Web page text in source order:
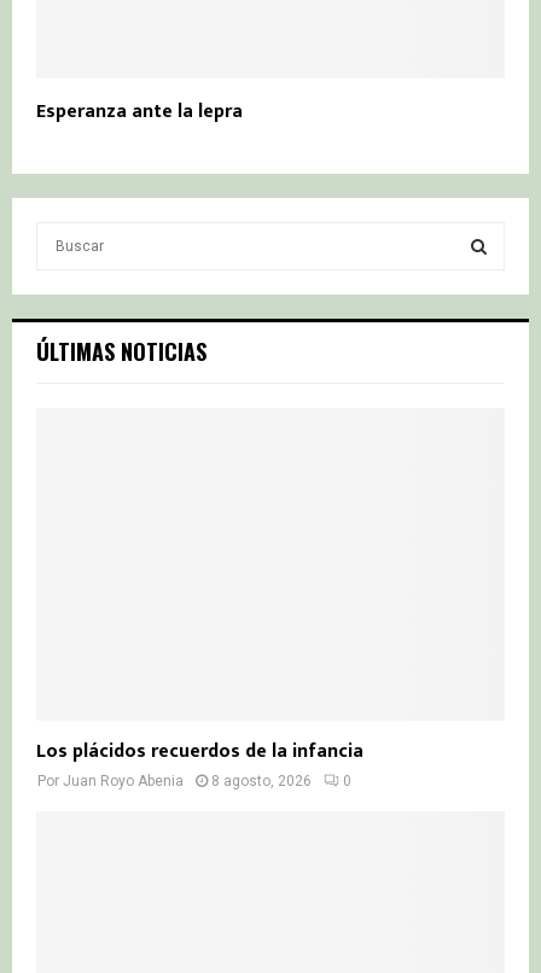
Esperanza ante la lepra
c
h
S
ÚLTIMAS NOTICIAS
Los plácidos recuerdos de la infancia
Por Juan Royo Abenia 8 agosto, 2026 0